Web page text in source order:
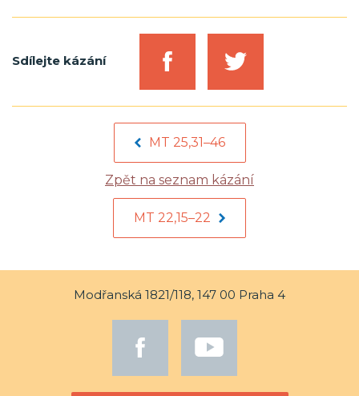
Sdílejte kázání
MT 25,31–46
Zpět na seznam kázání
MT 22,15–22
Modřanská 1821/118, 147 00 Praha 4